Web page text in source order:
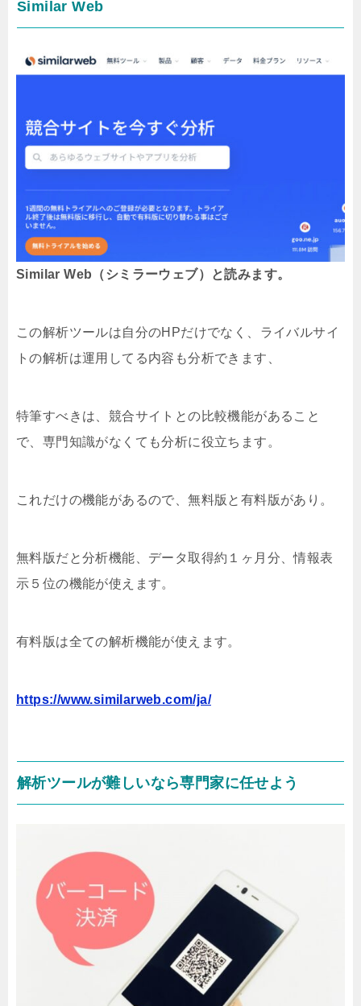
Similar Web
Similar Web（シミラーウェブ）と読みます。
この解析ツールは自分のHPだけでなく、ライバルサイ
トの解析は運用してる内容も分析できます、
特筆すべきは、競合サイトとの比較機能があること
で、専門知識がなくても分析に役立ちます。
これだけの機能があるので、無料版と有料版があり。
無料版だと分析機能、データ取得約１ヶ月分、情報表
示５位の機能が使えます。
有料版は全ての解析機能が使えます。
https://www.similarweb.com/ja/
解析ツールが難しいなら専門家に任せよう